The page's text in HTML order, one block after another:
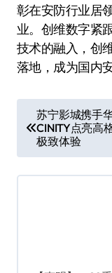
彰在安防行业居
业。创维数字紧
技术的融入，创
落地，成为国内
章
导
航
苏宁影城携手
CINITY点亮高
极致体验